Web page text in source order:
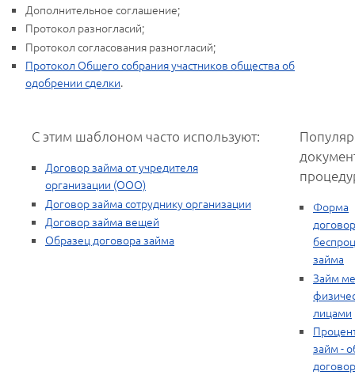
Дополнительное соглашение;
Протокол разногласий;
Протокол согласования разногласий;
Протокол Общего собрания участников общества об
одобрении сделки.
С этим шаблоном часто используют:
Договор займа от учредителя
организации (ООО)
Договор займа сотруднику организации
Договор займа вещей
Образец договора займа
Форма
займа
Займ
лицами
займ -